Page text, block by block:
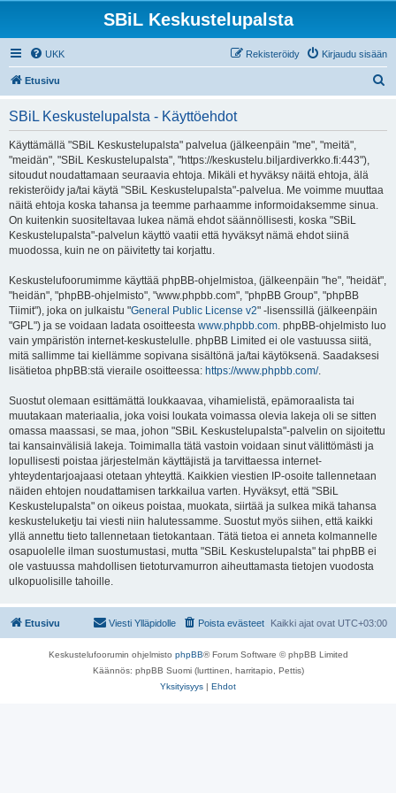
SBiL Keskustelupalsta
UKK Kirjaudu sisään
Rekisteröidy
Etusivu
SBiL Keskustelupalsta - Käyttöehdot
Käyttämällä "SBiL Keskustelupalsta" palvelua (jälkeenpäin "me", "meitä",
"meidän", "SBiL Keskustelupalsta", "https://keskustelu.biljardiverkko.fi:443"),
sitoudut noudattamaan seuraavia ehtoja. Mikäli et hyväksy näitä ehtoja, älä
rekisteröidy ja/tai käytä "SBiL Keskustelupalsta"-palvelua. Me voimme muuttaa
näitä ehtoja koska tahansa ja teemme parhaamme informoidaksemme sinua.
On kuitenkin suositeltavaa lukea nämä ehdot säännöllisesti, koska "SBiL
Keskustelupalsta"-palvelun käyttö vaatii että hyväksyt nämä ehdot siinä
muodossa, kuin ne on päivitetty tai korjattu.
Keskustelufoorumimme käyttää phpBB-ohjelmistoa, (jälkeenpäin "he", "heidät",
"heidän", "phpBB-ohjelmisto", "www.phpbb.com", "phpBB Group", "phpBB
Tiimit"), joka on julkaistu "General Public License v2" -lisenssillä (jälkeenpäin
"GPL") ja se voidaan ladata osoitteesta www.phpbb.com. phpBB-ohjelmisto luo
vain ympäristön internet-keskustelulle. phpBB Limited ei ole vastuussa siitä,
mitä sallimme tai kiellämme sopivana sisältönä ja/tai käytöksenä. Saadaksesi
lisätietoa phpBB:stä vieraile osoitteessa: https://www.phpbb.com/.
Suostut olemaan esittämättä loukkaavaa, vihamielistä, epämoraalista tai
muutakaan materiaalia, joka voisi loukata voimassa olevia lakeja oli se sitten
omassa maassasi, se maa, johon "SBiL Keskustelupalsta"-palvelin on sijoitettu
tai kansainvälisiä lakeja. Toimimalla tätä vastoin voidaan sinut välittömästi ja
lopullisesti poistaa järjestelmän käyttäjistä ja tarvittaessa internet-
yhteydentarjoajaasi otetaan yhteyttä. Kaikkien viestien IP-osoite tallennetaan
näiden ehtojen noudattamisen tarkkailua varten. Hyväksyt, että "SBiL
Keskustelupalsta" on oikeus poistaa, muokata, siirtää ja sulkea mikä tahansa
keskusteluketju tai viesti niin halutessamme. Suostut myös siihen, että kaikki
yllä annettu tieto tallennetaan tietokantaan. Tätä tietoa ei anneta kolmannelle
osapuolelle ilman suostumustasi, mutta "SBiL Keskustelupalsta" tai phpBB ei
ole vastuussa mahdollisen tietoturvamurron aiheuttamasta tietojen vuodosta
ulkopuolisille tahoille.
Etusivu Kaikki ajat ovat UTC+03:00
Poista evästeet
Viesti Ylläpidolle
Keskustelufoorumin ohjelmisto phpBB® Forum Software © phpBB Limited
Käännös: phpBB Suomi (lurttinen, harritapio, Pettis)
Yksityisyys | Ehdot